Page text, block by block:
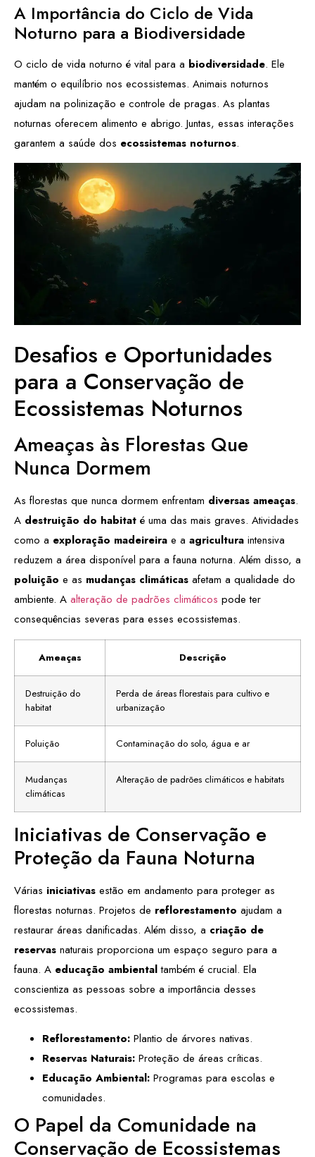
A Importância do Ciclo de Vida
Noturno para a Biodiversidade
O ciclo de vida noturno é vital para a biodiversidade. Ele
mantém o equilíbrio nos ecossistemas. Animais noturnos
ajudam na polinização e controle de pragas. As plantas
noturnas oferecem alimento e abrigo. Juntas, essas interações
garantem a saúde dos ecossistemas noturnos.
Desafios e Oportunidades
para a Conservação de
Ecossistemas Noturnos
Ameaças às Florestas Que
Nunca Dormem
As florestas que nunca dormem enfrentam diversas ameaças.
A destruição do habitat é uma das mais graves. Atividades
como a exploração madeireira e a agricultura intensiva
reduzem a área disponível para a fauna noturna. Além disso, a
poluição e as mudanças climáticas afetam a qualidade do
ambiente. A alteração de padrões climáticos pode ter
consequências severas para esses ecossistemas.
Ameaças Descrição
Destruição do
habitat
Perda de áreas florestais para cultivo e
urbanização
Poluição Contaminação do solo, água e ar
Mudanças
climáticas
Alteração de padrões climáticos e habitats
Iniciativas de Conservação e
Proteção da Fauna Noturna
Várias iniciativas estão em andamento para proteger as
florestas noturnas. Projetos de reflorestamento ajudam a
restaurar áreas danificadas. Além disso, a criação de
reservas naturais proporciona um espaço seguro para a
fauna. A educação ambientaltambém é crucial. Ela
conscientiza as pessoas sobre a importância desses
ecossistemas.
Reflorestamento: Plantio de árvores nativas.
Reservas Naturais: Proteção de áreas críticas.
Educação Ambiental: Programas para escolas e
comunidades.
O Papel da Comunidade na
Conservação de Ecossistemas